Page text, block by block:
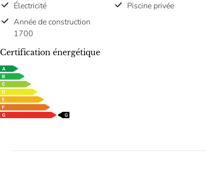
Électricité
Piscine privée
Année de construction
1700
Certification énergétique